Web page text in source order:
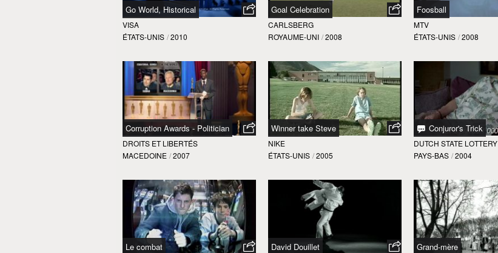
Go World, Historical
VISA
ÉTATS-UNIS / 2010
Goal Celebration
CARLSBERG
ROYAUME-UNI / 2008
Foosball
MTV
ÉTATS-UNIS / 2008
Corruption Awards - Politician
DROITS ET LIBERTÉS
MACEDOINE / 2007
Winner take Steve
NIKE
ÉTATS-UNIS / 2005
Conjuror's Trick
DUTCH STATE LOTTERY
PAYS-BAS / 2004
Le combat David Douillet Grand-mère